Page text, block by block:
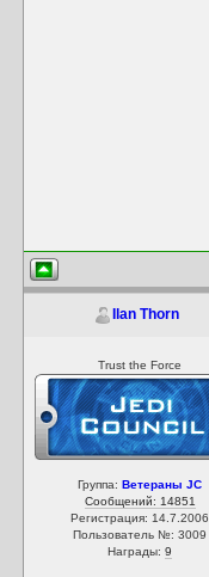
Ilan Thorn
Trust the Force
Группа:Ветераны JC
Сообщений: 14851
Регистрация: 14.7.2006
Пользователь №: 3009
Награды:9